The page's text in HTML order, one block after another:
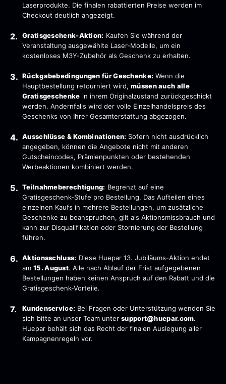
Laserprodukte. Die finalen rabattierten Preise werden im
Checkout deutlich angezeigt.
Gratisgeschenk-Aktion: Kaufen Sie während der
Veranstaltung ausgewählte Laser-Modelle, um ein
kostenloses M3Y-Zubehör als Geschenk zu erhalten.
Rückgabebedingungen für Geschenke: Wenn die
Hauptbestellung retourniert wird, müssen auch alle
Gratisgeschenke in ihrem Originalzustand zurückgeschickt
werden. Andernfalls wird der volle Einzelhandelspreis des
Geschenks von Ihrer Gesamterstattung abgezogen.
Ausschlüsse & Kombinationen: Sofern nicht ausdrücklich
angegeben, können die Angebote nicht mit anderen
Gutscheincodes, Prämienpunkten oder bestehenden
Werbeaktionen kombiniert werden.
Teilnahmeberechtigung: Begrenzt auf eine
Gratisgeschenk-Stufe pro Bestellung. Das Aufteilen eines
einzelnen Kaufs in mehrere Bestellungen, um zusätzliche
Geschenke zu beanspruchen, gilt als Aktionsmissbrauch und
kann zur Disqualifikation oder Stornierung der Bestellung
führen.
Aktionsschluss: Diese Huepar 13. Jubiläums-Aktion endet
am 15. August. Alle nach Ablauf der Frist aufgegebenen
Bestellungen haben keinen Anspruch auf den Rabatt und die
Gratisgeschenk-Vorteile.
Kundenservice: Bei Fragen oder Unterstützung wenden Sie
sich bitte an unser Team unter support@huepar.com.
Huepar behält sich das Recht der finalen Auslegung aller
Kampagnenregeln vor.